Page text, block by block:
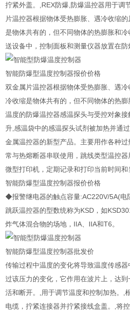
拧紧外盖。,REX防爆,防爆温控器用于调
片温控器根据物体受热膨胀、遇冷收缩
是物体共有的，但不同物体的热膨胀和
送设备中，控制面板和测量仪器放置在防
智能防爆型温度控制器报价价格
双金属片温控器根据物体受热膨胀、遇
冷收缩是物体共有的，但不同物体的热
温度的防爆温控器感温探头与受控对象
升,感温袋中的感温探头试剂被加热并通
金属温控器的新型产品。主要用作各种
常与热熔断器串联使用，跳线类型温控
微型打印机，定期记录和打印当前时间和
智能防爆型温度控制器报价价格
◆报警继电器的触点容量:AC220V/5A(电
跳跃温控器的型数统称为KSD，如
炸气体混合物的场地，IIA、IIA和T6。
智能防爆型温度控制器批发价
传输过程中温度的变化将导致温度传感
过该压力的变化，它作用在波片上，达
活和断开。,用于调节温度和控制加热。,
电缆，拧紧连接器并拧紧接线盒盖。,将